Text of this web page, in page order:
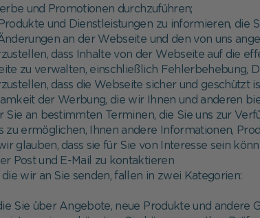
und Promotionen durchzuführen;
und Dienstleistungen zu informieren, die
an der Webseite und den von uns
dass Inhalte von der Webseite auf die
zu verwalten, einschließlich Fehlerbehebung,
dass die Webseite sicher und geschützt
der Werbung, die wir Ihnen und anderen
Sie an bestimmten Terminen, die Sie uns zur
zu ermöglichen, Ihnen andere Informationen,
glauben, dass sie für Sie von Interesse sein
Post und E-Mail zu kontaktieren
die wir an Sie senden, fallen in zwei Kategorien:
Sie über Angebote, neue Produkte und